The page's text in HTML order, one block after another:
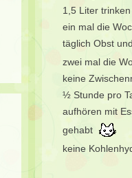
1,5 Liter
ein mal die
täglich Obst
zwei mal die
keine
½ Stunde pro
aufhören mit
gehabt
keine